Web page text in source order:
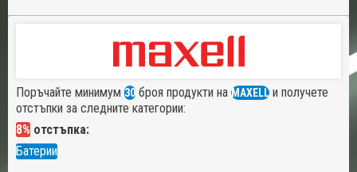
Поръчайте минимум 30 броя продукти на MAXELL и получете
отстъпки за следните категории:
8% отстъпка:
Батерии